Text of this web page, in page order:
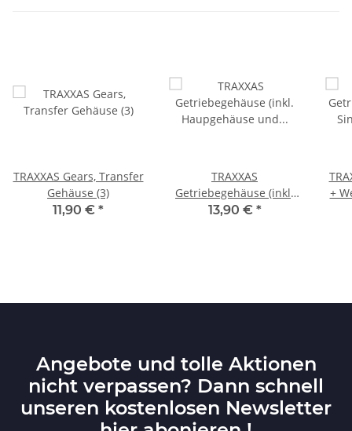
TRAXXAS Gears, Transfer
Gehäuse (3)
11,90 € *
TRAXXAS
Getriebegehäuse (inkl.
Haupgehäuse und
13,90 € *
+
Angebote und tolle Aktionen
nicht verpassen? Dann schnell
unseren kostenlosen Newsletter